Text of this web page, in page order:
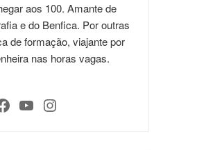
aos 100. Amante de
e do Benfica. Por outras
de formação, viajante por
nas horas vagas.